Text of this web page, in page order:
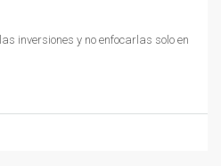
inversiones y no enfocarlas solo en